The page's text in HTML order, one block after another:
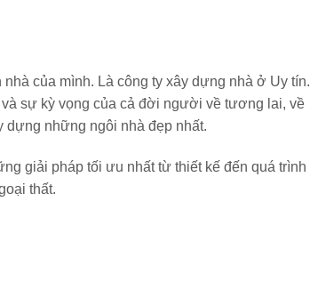
của mình. Là công ty xây dựng nhà ở Uy tín.
sự kỳ vọng của cả đời người về tương lai, về
dựng những ngôi nhà đẹp nhất.
giải pháp tối ưu nhất từ thiết kế đến quá trình
thất.